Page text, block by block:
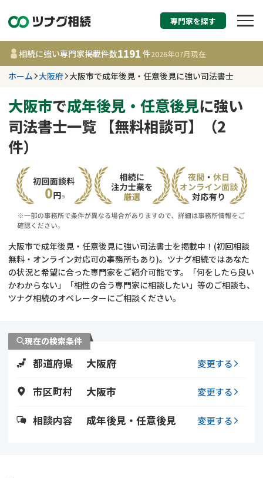
相続税申告・相続手
す
大阪府
事務所 1191
件
相談内容で探す
遺言書作成・遺言執行
相続登記
遺留分侵害額請求
相続手続き
不動産評価(相続不動
費用相場
コラム
相続手続き
遺言
調査・アンケート
専門家を探す
相続に強い専門家掲載件数1191 件2026年07月現在
ホーム 大阪府 大阪市で成年後見・任意後見に強い司法書士
大阪市で成年後見・任意後見に強い
司法書士一覧 【無料相談可】（2
件）
大阪市で成年後見・任意後見に強い司法書士を掲載中！(初回相談
無料・オンライン対応可の事務所もあり)。ツナグ相続ではあなた
の状況と希望に合った専門家をご紹介可能です。「何をしたら良い
かわからない」「相性の合う専門家に相談したい」等のご相談も、
ツナグ相続のオペレーターにご相談ください。
現在の検索条件
都道府県 大阪府 変更する
市区町村 大阪市 変更する
相談内容 成年後見・任意後見 変更する